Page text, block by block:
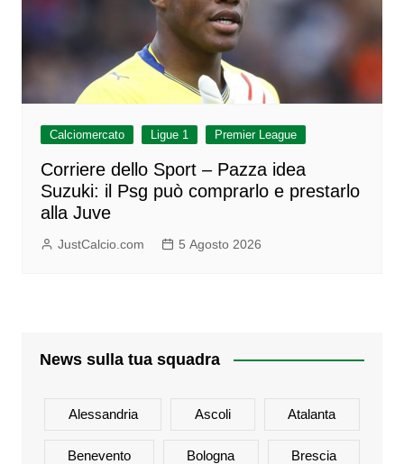
Calciomercato Ligue 1 Premier League
Corriere dello Sport – Pazza idea
Suzuki: il Psg può comprarlo e prestarlo
alla Juve
JustCalcio.com 5 Agosto 2026
News sulla tua squadra
Alessandria Ascoli Atalanta
Benevento Bologna Brescia